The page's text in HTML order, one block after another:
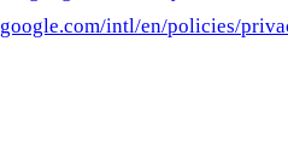
intl/en/policies/